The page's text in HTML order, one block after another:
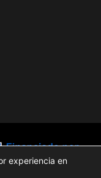
experiencia en